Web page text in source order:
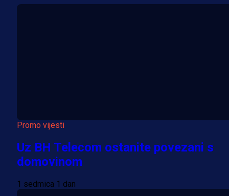
Promo vijesti
Uz BH Telecom ostanite povezani s
domovinom
1 sedmica 1 dan